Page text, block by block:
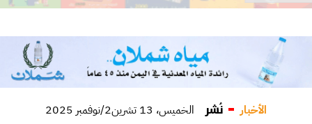
الأخبار نُشر الخميس، 13 تشرين2/نوفمبر 2025